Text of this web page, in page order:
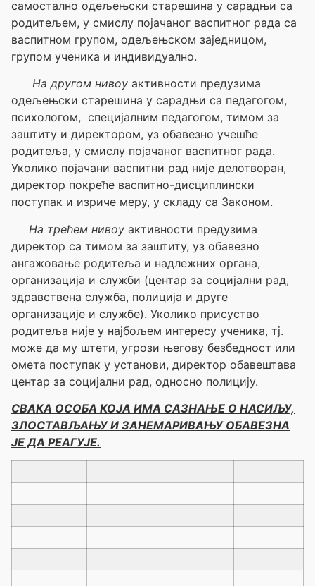
самостално одељењски старешина у сарадњи са
родитељем, у смислу појачаног васпитног рада са
васпитном групом, одељењском заједницом,
групом ученика и индивидуално.
На другом нивоу активности предузима
одељењски старешина у сарадњи са педагогом,
психологом, специјалним педагогом, тимом за
заштиту и директором, уз обавезно учешће
родитеља, у смислу појачаног васпитног рада.
Уколико појачани васпитни рад није делотворан,
директор покреће васпитно-дисциплински
поступак и изриче меру, у складу са Законом.
На трећем нивоу активности предузима
директор са тимом за заштиту, уз обавезно
ангажовање родитеља и надлежних органа,
организација и служби (центар за социјални рад,
здравствена служба, полиција и друге
организације и службе). Уколико присуство
родитеља није у најбољем интересу ученика, тј.
може да му штети, угрози његову безбедност или
омета поступак у установи, директор обавештава
центар за социјални рад, односно полицију.
СВАКА ОСОБА КОЈА ИМА САЗНАЊЕ О НАСИЉУ,
ЗЛОСТАВЉАЊУ И ЗАНЕМАРИВАЊУ ОБАВЕЗНА
ЈЕ ДА РЕАГУЈЕ.